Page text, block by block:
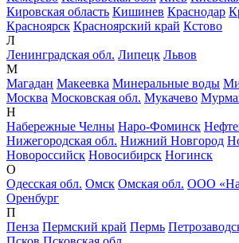
Кировская область Кишинев Краснодар
Красноярск Красноярский край Кстово
Л
Ленинградская обл. Липецк Львов
М
Магадан Макеевка Минеральные воды
Москва Московская обл. Мукачево
Н
Набережные Челны Наро-Фоминск
Нижегородская обл. Нижний Новгород
Новороссийск Новосибирск Ногинск
О
Одесская обл. Омск Омская обл. ООО
Оренбург
П
Пенза Пермский край Пермь